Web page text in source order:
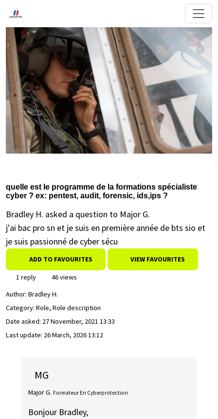
quelle est le programme de la formations spécialiste
cyber ? ex: pentest, audit, forensic, ids,ips ?
Bradley H. asked a question to Major G.
j'ai bac pro sn et je suis en première année de bts sio et
je suis passionné de cyber sécu
ADD TO FAVOURITES VIEW FAVOURITES
1 reply
46 views
Author: Bradley H.
Category: Role, Role description
Date asked: 27 November, 2021 13:33
Last update: 26 March, 2026 13:12
MG
Major G. Formateur En Cyberprotection
Bonjour Bradley,